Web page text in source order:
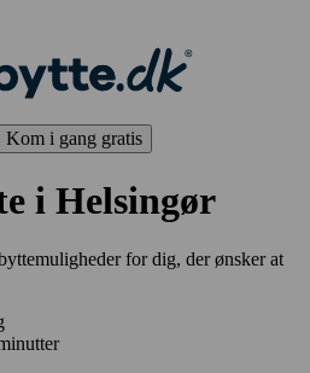
Kom i gang gratis
i Helsingør
for dig, der ønsker at